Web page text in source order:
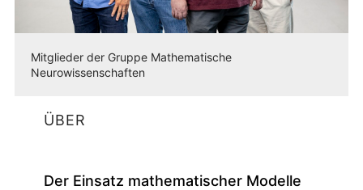
Mitglieder der Gruppe Mathematische
Neurowissenschaften
ÜBER
Der Einsatz mathematischer Modelle